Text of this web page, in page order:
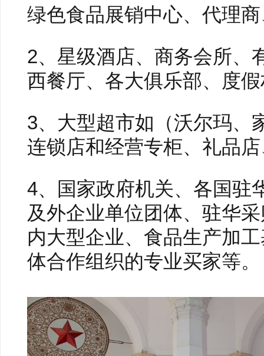
绿色食品展销中心、代理
2、星级酒店、商务会所、
西餐厅、各大俱乐部、度
3、大型超市如（沃尔玛、
连锁店和经营专柜、礼品
4、国家政府机关、各国驻
及外企业单位团体、驻华
内大型企业、食品生产加
体合作组织的专业买家等。